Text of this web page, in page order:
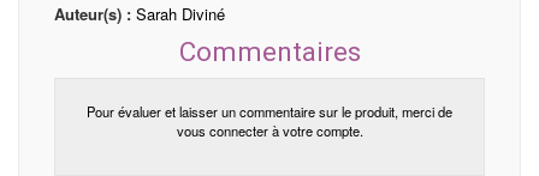
Auteur(s) : Sarah Diviné
Commentaires
Pour évaluer et laisser un commentaire sur le produit, merci de
vous connecter à votre compte.